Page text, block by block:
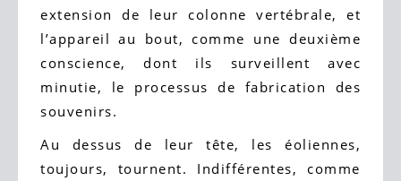
extension de leur colonne vertébrale, et
l’appareil au bout, comme une deuxième
conscience, dont ils surveillent avec
minutie, le processus de fabrication des
souvenirs.
Au dessus de leur tête, les éoliennes,
toujours, tournent. Indifférentes, comme